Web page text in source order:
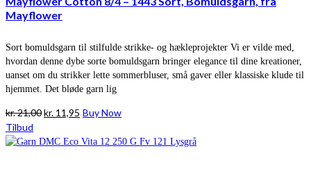
Mayflower
Sort bomuldsgarn til stilfulde strikke- og hækleprojekter Vi er vilde med,
hvordan denne dybe sorte bomuldsgarn bringer elegance til dine kreationer,
uanset om du strikker lette sommerbluser, små gaver eller klassiske klude til
hjemmet. Det bløde garn lig
kr.21,00Den
pris
kr. 11,95 Den
pris
Buy Now
Tilbud